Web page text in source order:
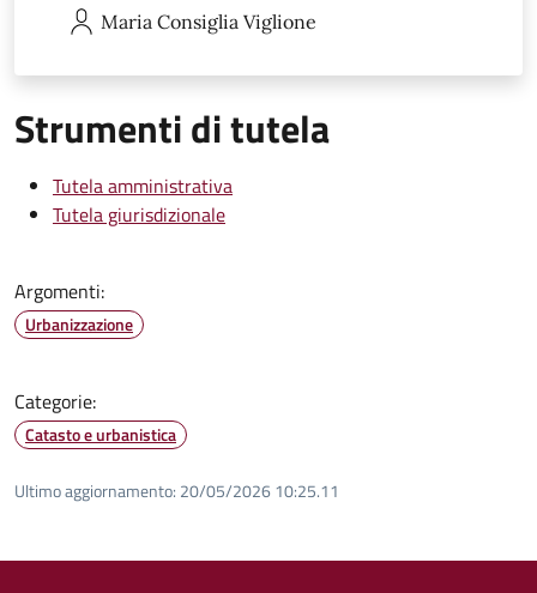
Maria Consiglia Viglione
Strumenti di tutela
Tutela amministrativa
Tutela giurisdizionale
Argomenti:
Urbanizzazione
Categorie:
Catasto e urbanistica
Ultimo aggiornamento: 20/05/2026 10:25.11